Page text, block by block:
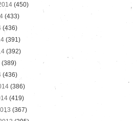
(450)
(433)
(436)
(391)
(392)
(389)
(436)
(386)
(419)
(367)